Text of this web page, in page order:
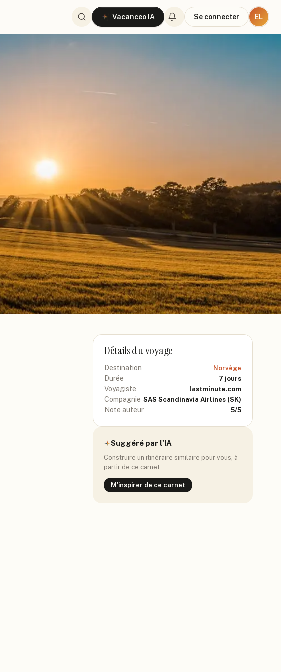
Vacanceo IA Se connecter EL
Détails du voyage
Destination Norvège
Durée 7 jours
Voyagiste lastminute.com
Compagnie SAS Scandinavia Airlines (SK)
Note auteur 5/5
Suggéré par l'IA
Construire un itinéraire similaire pour vous, à
partir de ce carnet.
M'inspirer de ce carnet